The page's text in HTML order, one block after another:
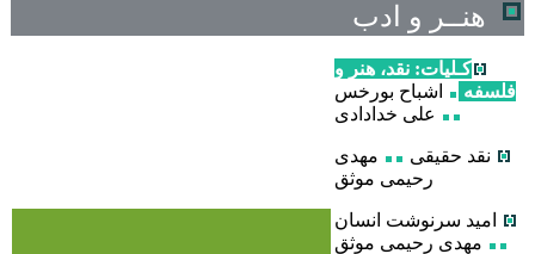
هنــر و ادب
کـلیات: نقد، هنر و
فلسفه
اشباح بورخس
علی خدادادی
نقد حقیقی
مهدی
رحیمی موثق
امید سرنوشت انسان
مهدی رحیمی موثق